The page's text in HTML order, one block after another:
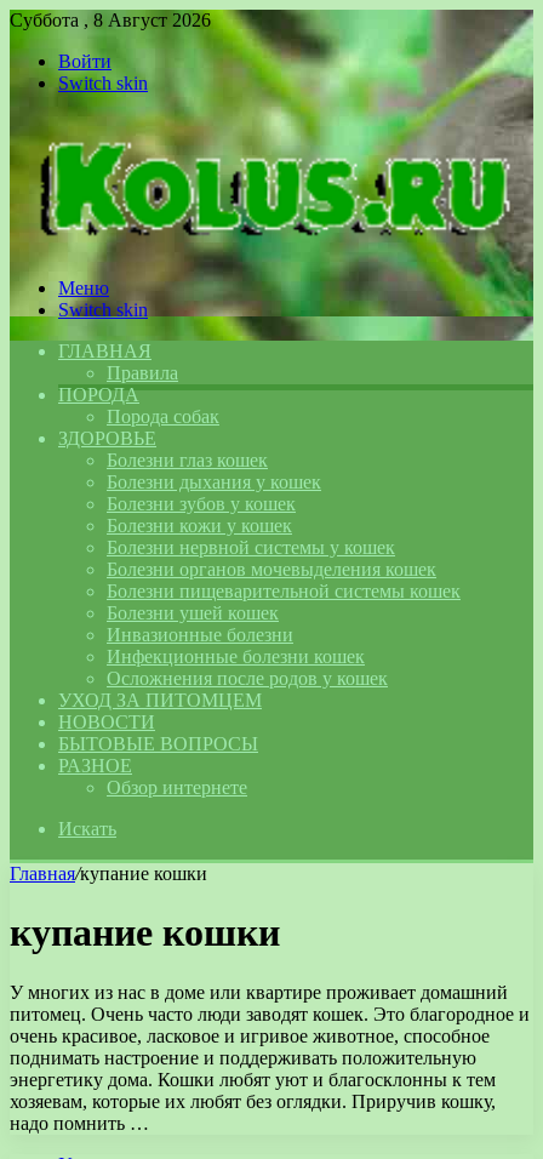
Суббота , 8 Август 2026
Войти
Switch skin
Меню
Switch skin
ГЛАВНАЯ
Правила
ПОРОДА
Порода собак
ЗДОРОВЬЕ
Болезни глаз кошек
Болезни дыхания у кошек
Болезни зубов у кошек
Болезни кожи у кошек
Болезни нервной системы у кошек
Болезни органов мочевыделения кошек
Болезни пищеварительной системы кошек
Болезни ушей кошек
Инвазионные болезни
Инфекционные болезни кошек
Осложнения после родов у кошек
УХОД ЗА ПИТОМЦЕМ
НОВОСТИ
БЫТОВЫЕ ВОПРОСЫ
РАЗНОЕ
Обзор интернете
Искать
Главная/купание кошки
купание кошки
У многих из нас в доме или квартире проживает домашний
питомец. Очень часто люди заводят кошек. Это благородное и
очень красивое, ласковое и игривое животное, способное
поднимать настроение и поддерживать положительную
энергетику дома. Кошки любят уют и благосклонны к тем
хозяевам, которые их любят без оглядки. Приручив кошку,
надо помнить …